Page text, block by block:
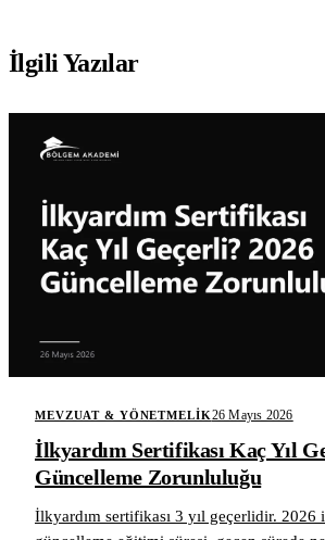
İlgili Yazılar
MEVZUAT & YÖNETMELIK26 Mayıs 2026
İlkyardım Sertifikası Kaç Yıl
Güncelleme Zorunluluğu
İlkyardım sertifikası 3 yıl geçerlidir. 2026